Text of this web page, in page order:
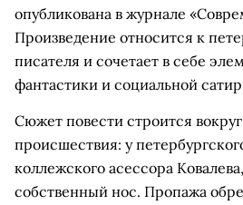
опубликована в журнале
Произведение относится к
писателя и сочетает в себе
фантастики и социальной
Сюжет повести строится
происшествия: у
коллежского асессора
собственный нос. Пропажа